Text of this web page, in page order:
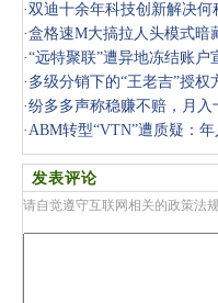
暗藏
·双迪十余年科技创新解决何
·盒格速M大搞拉人头模式暗
·“远特聚联”遭异地冻结账户
险
· 多级分销下的“王老吉”授权
·纷多多声称稳赚不赔，月入
·ABM转型“VTN”遭质疑：
发表评论
请自觉遵守互联网相关的政策法